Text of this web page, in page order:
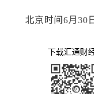
北京时间6月30
下载汇通财